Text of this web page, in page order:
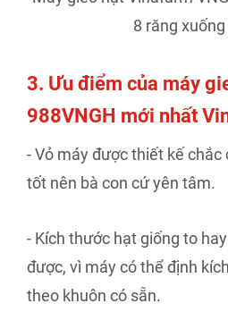
8 răng
3. Ưu điểm của máy
988VNGH mới nhất
- Vỏ máy được thiết kế chắc
tốt nên bà con cứ yên tâm.
- Kích thước hạt giống to
được, vì máy có thể định
theo khuôn có sẵn.